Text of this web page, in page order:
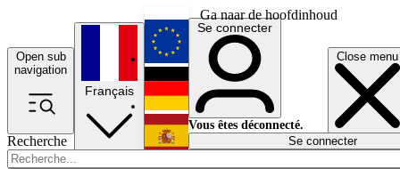
Ga naar de hoofdinhoud
Open sub
navigation
Close menu
Recherche
Français
English
Deutsch
Español
Se connecter
Vous êtes déconnecté.
Se connecter